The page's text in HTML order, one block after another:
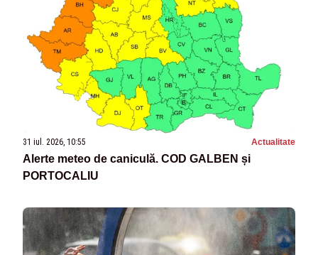
31 iul. 2026, 10:55 Actualitate
Alerte meteo de caniculă. COD GALBEN și
PORTOCALIU